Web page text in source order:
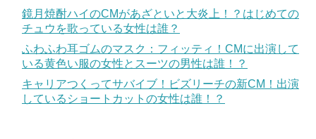
鏡月焼酎ハイのCMがあざといと大炎上！？はじめての
チュウを歌っている女性は誰？
ふわふわ耳ゴムのマスク：フィッティ！CMに出演して
いる黄色い服の女性とスーツの男性は誰！？
キャリアつくってサバイブ！ビズリーチの新CM！出演
しているショートカットの女性は誰！？